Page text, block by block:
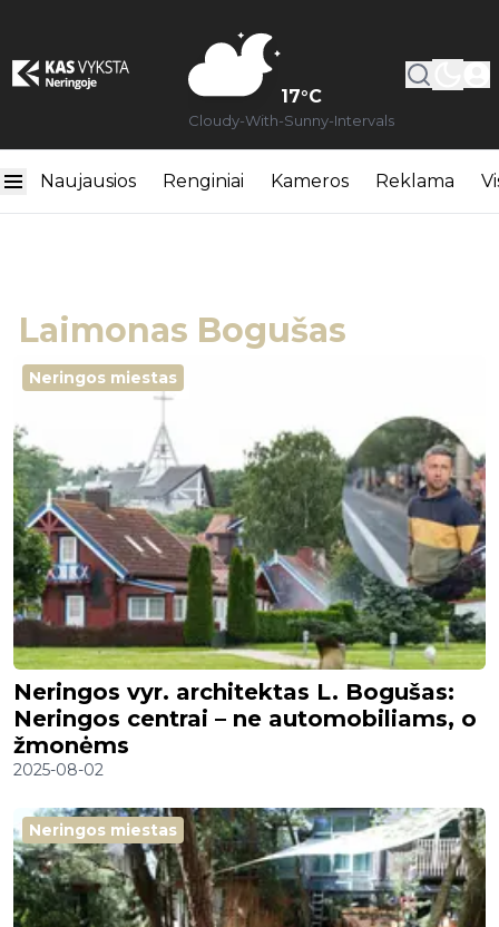
17°C
Cloudy-With-Sunny-Intervals
Naujausios Renginiai Kameros Reklama
Laimonas Bogušas
Neringos miestas
Neringos vyr. architektas L. Bogušas:
Neringos centrai – ne automobiliams, o
žmonėms
2025-08-02
Neringos miestas